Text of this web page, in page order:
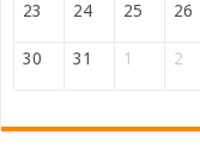
23 24 25 26
30 31 1 2